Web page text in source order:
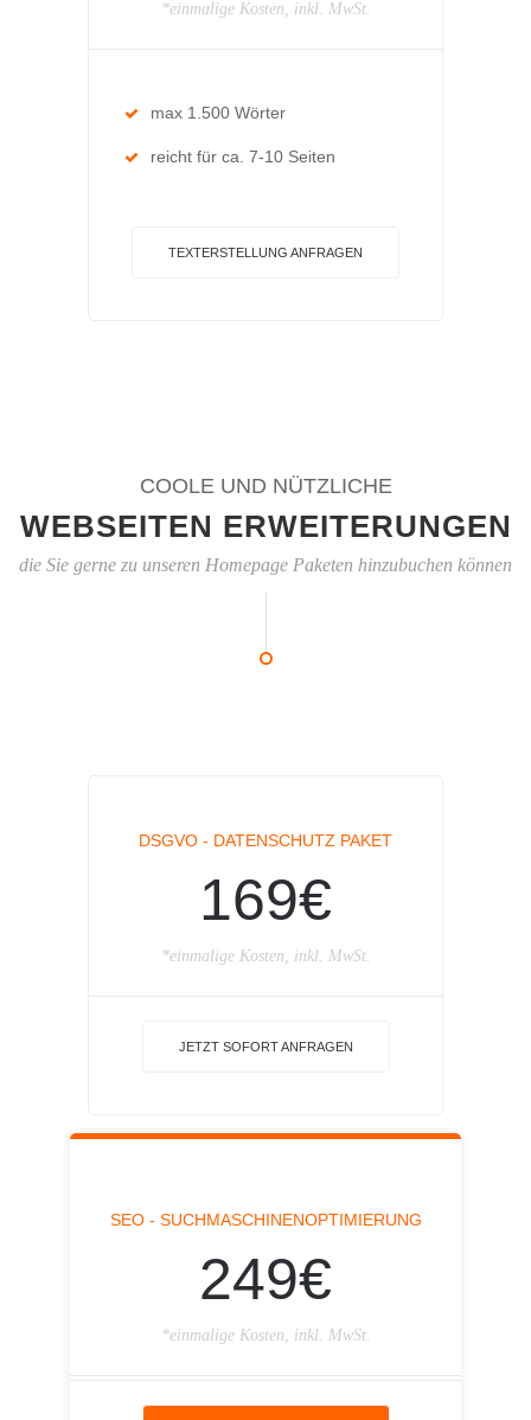
*einmalige Kosten, inkl. MwSt.
max 1.500 Wörter
reicht für ca. 7-10 Seiten
TEXTERSTELLUNG ANFRAGEN
COOLE UND NÜTZLICHE
WEBSEITEN ERWEITERUNGEN
die Sie gerne zu unseren Homepage Paketen hinzubuchen können
DSGVO - DATENSCHUTZ PAKET
169€
*einmalige Kosten, inkl. MwSt.
JETZT SOFORT ANFRAGEN
SEO - SUCHMASCHINENOPTIMIERUNG
249€
*einmalige Kosten, inkl. MwSt.